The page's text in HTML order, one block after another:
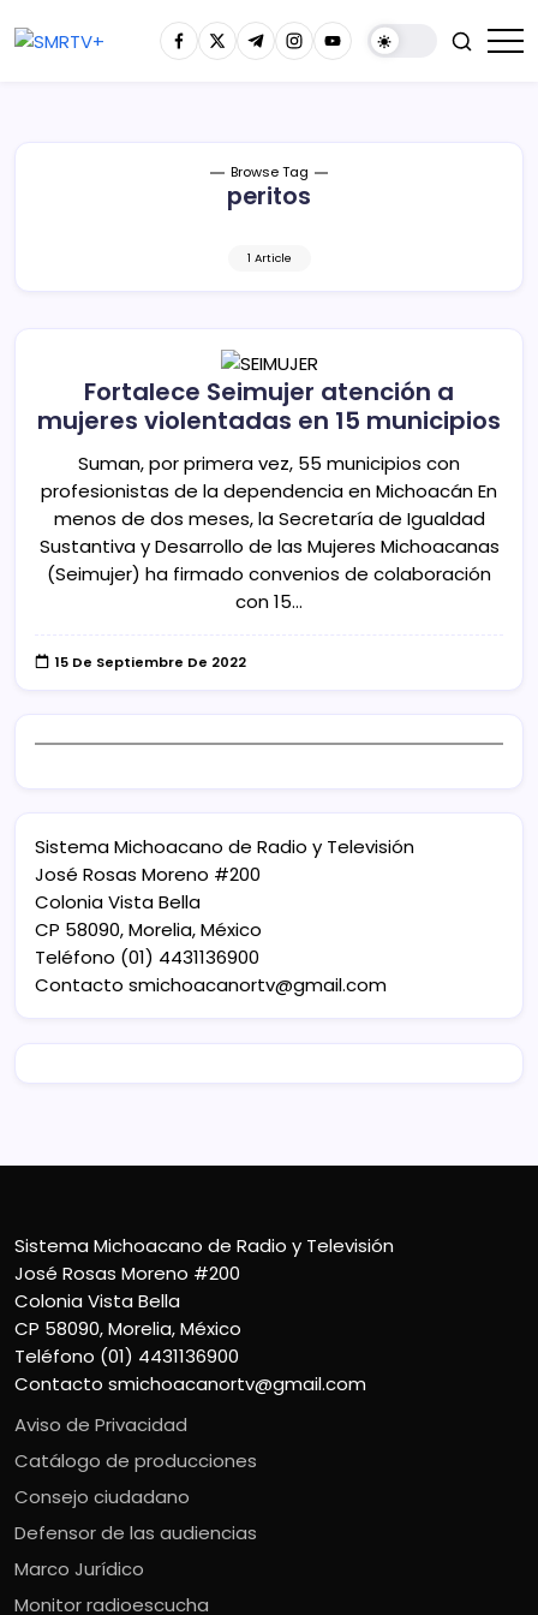
Browse Tag
peritos
1 Article
Fortalece Seimujer atención a
mujeres violentadas en 15 municipios
Suman, por primera vez, 55 municipios con
profesionistas de la dependencia en Michoacán En
menos de dos meses, la Secretaría de Igualdad
Sustantiva y Desarrollo de las Mujeres Michoacanas
(Seimujer) ha firmado convenios de colaboración
con 15…
15 De Septiembre De 2022
Sistema Michoacano de Radio y Televisión
José Rosas Moreno #200
Colonia Vista Bella
CP 58090, Morelia, México
Teléfono (01) 4431136900
Contacto smichoacanortv@gmail.com
Sistema Michoacano de Radio y Televisión
José Rosas Moreno #200
Colonia Vista Bella
CP 58090, Morelia, México
Teléfono (01) 4431136900
Contacto smichoacanortv@gmail.com
Aviso de Privacidad
Catálogo de producciones
Consejo ciudadano
Defensor de las audiencias
Marco Jurídico
Monitor radioescucha